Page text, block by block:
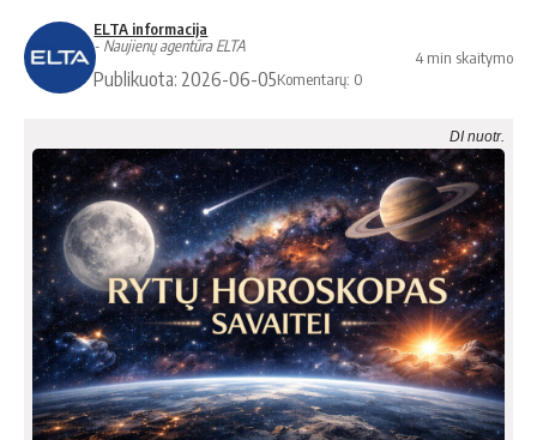
ELTA informacija
- Naujienų agentūra ELTA
Publikuota: 2026-06-05Komentarų: 0
4 min skaitymo
DI nuotr.